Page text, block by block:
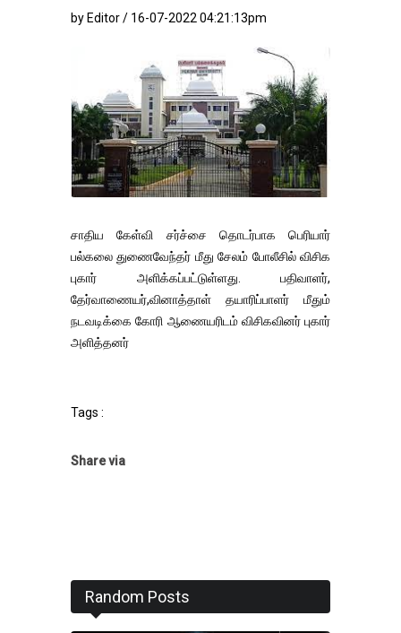
by Editor / 16-07-2022 04:21:13pm
சாதிய கேள்வி சர்ச்சை தொடர்பாக பெரியார்
பல்கலை துணைவேந்தர் மீது சேலம் போலீசில் விசிக
புகார் அளிக்கப்பட்டுள்ளது. பதிவாளர்,
தேர்வாணையர்,வினாத்தாள் தயாரிப்பாளர் மீதும்
நடவடிக்கை கோரி ஆணையரிடம் விசிகவினர் புகார்
அளித்தனர்
Tags :
Share via
Random Posts